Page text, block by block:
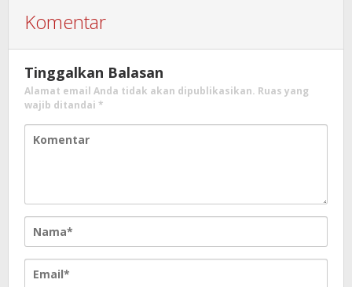
Komentar
Tinggalkan Balasan
Alamat email Anda tidak akan dipublikasikan. Ruas yang
wajib ditandai *